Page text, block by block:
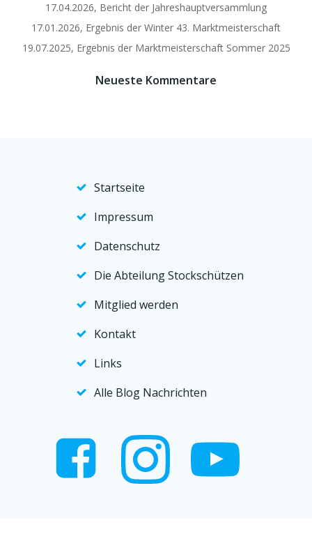
17.04.2026, Bericht der Jahreshauptversammlung
17.01.2026, Ergebnis der Winter 43. Marktmeisterschaft
19.07.2025, Ergebnis der Marktmeisterschaft Sommer 2025
Neueste Kommentare
Startseite
Impressum
Datenschutz
Die Abteilung Stockschützen
Mitglied werden
Kontakt
Links
Alle Blog Nachrichten